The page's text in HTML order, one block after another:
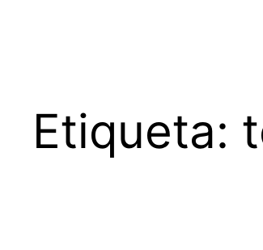
Etiqueta: